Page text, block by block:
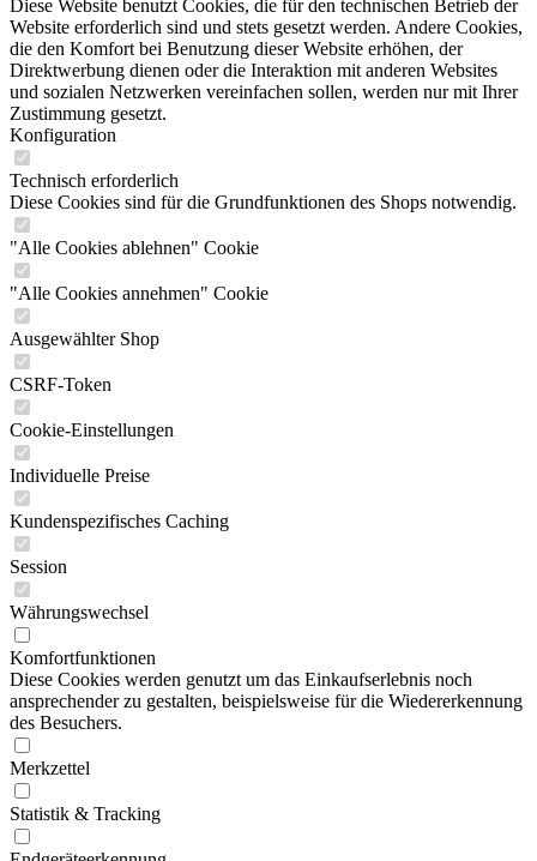
Diese Website benutzt Cookies, die für den technischen Betrieb der
Website erforderlich sind und stets gesetzt werden. Andere Cookies,
die den Komfort bei Benutzung dieser Website erhöhen, der
Direktwerbung dienen oder die Interaktion mit anderen Websites
und sozialen Netzwerken vereinfachen sollen, werden nur mit Ihrer
Zustimmung gesetzt.
Konfiguration
Technisch erforderlich
Diese Cookies sind für die Grundfunktionen des Shops notwendig.
"Alle Cookies ablehnen" Cookie
"Alle Cookies annehmen" Cookie
Ausgewählter Shop
CSRF-Token
Cookie-Einstellungen
Individuelle Preise
Kundenspezifisches Caching
Session
Währungswechsel
Komfortfunktionen
Diese Cookies werden genutzt um das Einkaufserlebnis noch
ansprechender zu gestalten, beispielsweise für die Wiedererkennung
des Besuchers.
Merkzettel
Statistik & Tracking